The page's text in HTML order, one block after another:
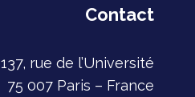
Contact
137, rue de l’Université
75 007 Paris – France